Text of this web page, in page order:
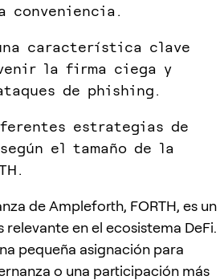
conveniencia.
característica clave
la firma ciega y
de phishing.
estrategias de
el tamaño de la
de Ampleforth, FORTH, es un
relevante en el ecosistema DeFi.
pequeña asignación para
o una participación más